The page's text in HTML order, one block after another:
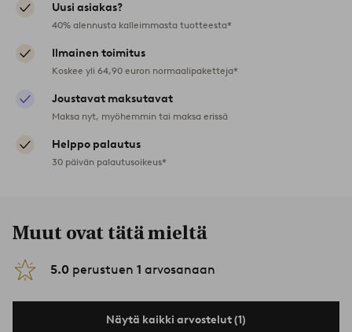
Uusi asiakas?
40% alennusta kalleimmasta tuotteesta*
Ilmainen toimitus
Koskee yli 64,90 euron normaalipaketteja*
Joustavat maksutavat
Maksa nyt, myöhemmin tai maksa erissä
Helppo palautus
30 päivän palautusoikeus*
Muut ovat tätä mieltä
5.0 perustuen 1 arvosanaan
Näytä kaikki arvostelut (1)